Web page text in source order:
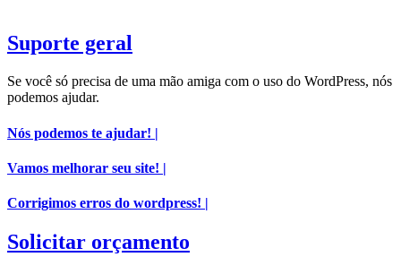
Suporte geral
Se você só precisa de uma mão amiga com o uso do WordPress, nós
podemos ajudar.
Nós podemos te ajudar! |
Vamos melhorar seu site! |
Corrigimos erros do wordpress! |
Solicitar orçamento